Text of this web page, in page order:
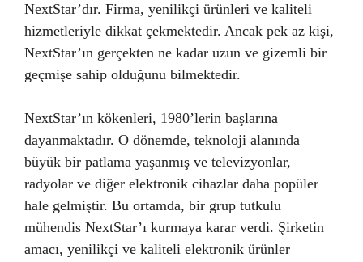
NextStar’dır. Firma, yenilikçi ürünleri ve kaliteli
hizmetleriyle dikkat çekmektedir. Ancak pek az kişi,
NextStar’ın gerçekten ne kadar uzun ve gizemli bir
geçmişe sahip olduğunu bilmektedir.
NextStar’ın kökenleri, 1980’lerin başlarına
dayanmaktadır. O dönemde, teknoloji alanında
büyük bir patlama yaşanmış ve televizyonlar,
radyolar ve diğer elektronik cihazlar daha popüler
hale gelmiştir. Bu ortamda, bir grup tutkulu
mühendis NextStar’ı kurmaya karar verdi. Şirketin
amacı, yenilikçi ve kaliteli elektronik ürünler